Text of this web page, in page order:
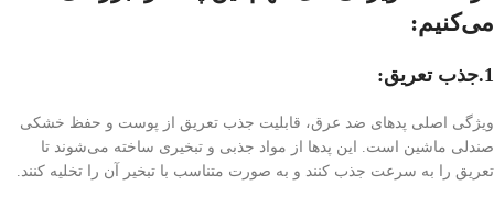
می‌کنیم:
1.جذب تعریق:
ویژگی اصلی پد‌های ضد عرق، قابلیت جذب تعریق از پوست و حفظ خشکی
صندلی ماشین است. این پد‌ها از مواد جذبی و تبخیری ساخته می‌شوند تا
تعریق را به سرعت جذب کنند و به صورت متناسب با تبخیر آن را تخلیه کنند.